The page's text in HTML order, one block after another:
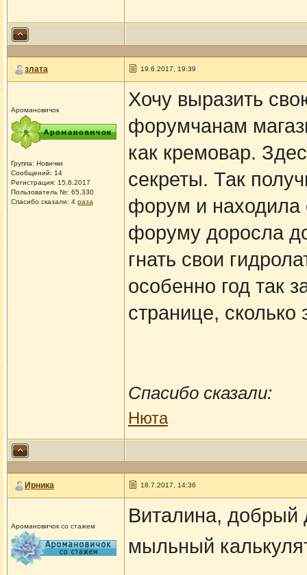
злата 19.6.2017, 19:39
Аромановичок
Группа: Новички
Сообщений: 14
Регистрация: 15.6.2017
Пользователь №: 65,330
Спасибо сказали: 4 раза
Хочу выразить
форумчанам
как кремовар.
секреты. Так
форум и находила
форуму доросла
гнать свои
особенно год так
странице, сколько
Спасибо сказали:
Нюта
Ирника 18.7.2017, 14:36
Аромановичок со стажем
Виталина, добрый
мыльный